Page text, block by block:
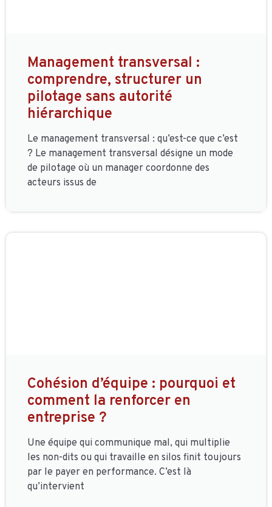
Management transversal :
comprendre, structurer un
pilotage sans autorité
hiérarchique
Le management transversal : qu’est-ce que c’est
? Le management transversal désigne un mode
de pilotage où un manager coordonne des
acteurs issus de
Cohésion d’équipe : pourquoi et
comment la renforcer en
entreprise ?
Une équipe qui communique mal, qui multiplie
les non-dits ou qui travaille en silos finit toujours
par le payer en performance. C’est là
qu’intervient